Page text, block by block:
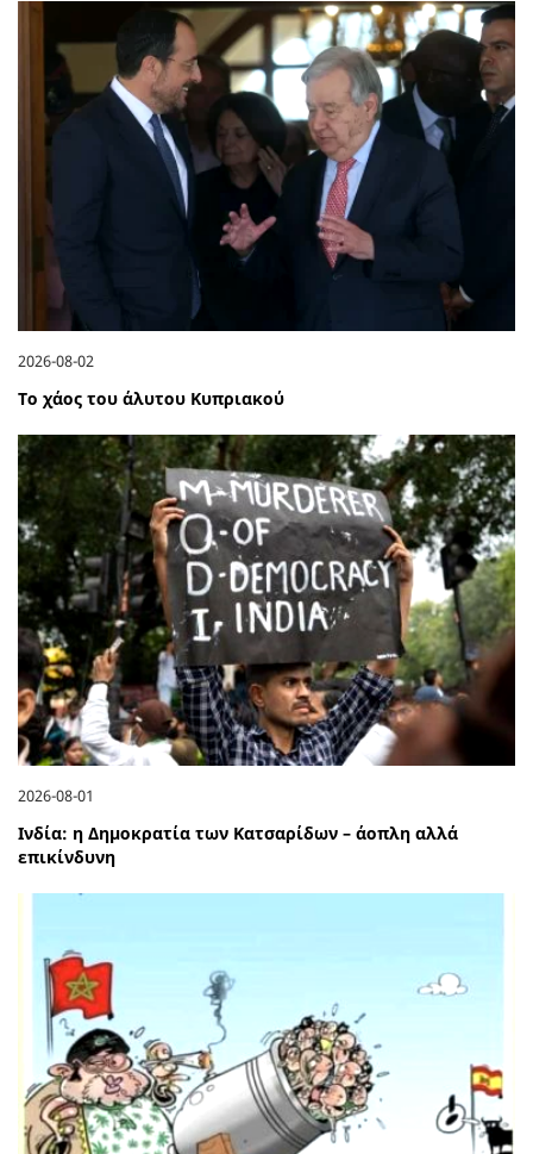
2026-08-02
Το χάος του άλυτου Κυπριακού
2026-08-01
Ινδία: η Δημοκρατία των Κατσαρίδων – άοπλη αλλά
επικίνδυνη